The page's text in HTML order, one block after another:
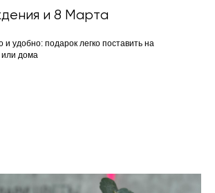
и 8 Марта
и удобно: подарок легко поставить на
дома